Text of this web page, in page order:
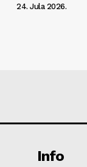
24. Jula 2026.
Info